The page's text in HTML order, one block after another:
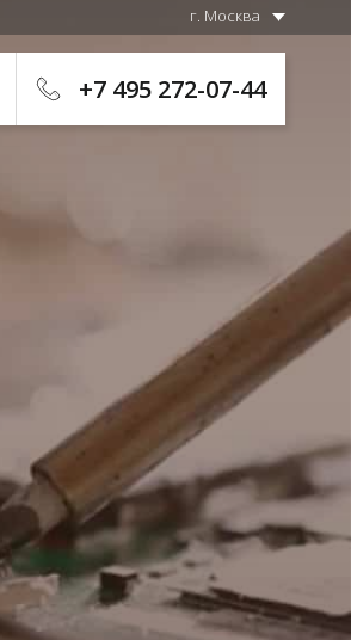
г. Москва
+7 495 272-07-44